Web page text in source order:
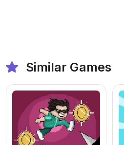
Similar Games